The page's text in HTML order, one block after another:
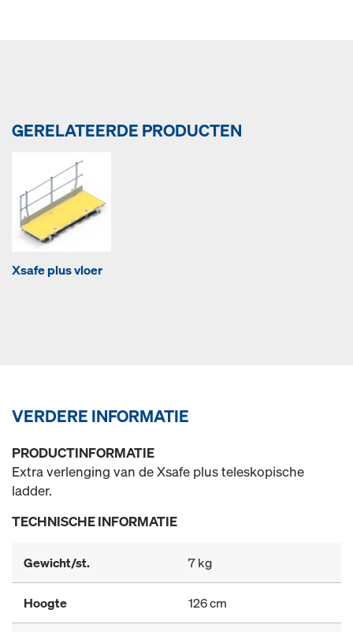
GERELATEERDE PRODUCTEN
Xsafe plus vloer
VERDERE INFORMATIE
PRODUCTINFORMATIE
Extra verlenging van de Xsafe plus teleskopische
ladder.
TECHNISCHE INFORMATIE
Gewicht/st. 7 kg
Hoogte 126 cm